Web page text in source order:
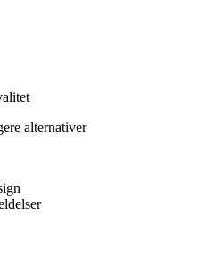
alternativer